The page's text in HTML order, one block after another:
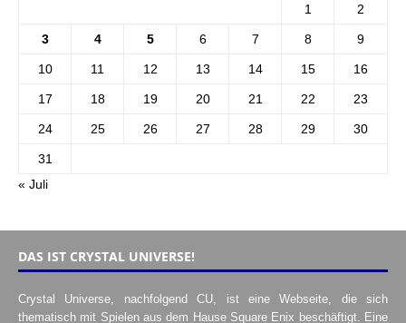
1 2
3 4 5 6 7 8 9
10 11 12 13 14 15 16
17 18 19 20 21 22 23
24 25 26 27 28 29 30
31
« Juli
DAS IST CRYSTAL UNIVERSE!
Crystal Universe, nachfolgend CU, ist eine Webseite, die sich
thematisch mit Spielen aus dem Hause Square Enix beschäftigt. Eine